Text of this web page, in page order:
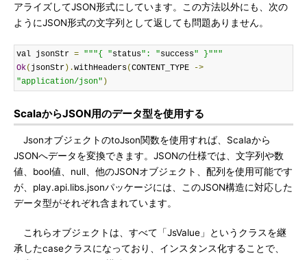
アライズしてJSON形式にしています。この方法以外にも、次の
ようにJSON形式の文字列として返しても問題ありません。
val jsonStr = """{ "status": "success" }"""
Ok( jsonStr ).withHeaders(CONTENT_TYPE
->
"application/json" )
ScalaからJSON用のデータ型を使用する
JsonオブジェクトのtoJson関数を使用すれば、Scalaから
JSONへデータを変換できます。JSONの仕様では、文字列や数
値、bool値、null、他のJSONオブジェクト、配列を使用可能です
が、play.api.libs.jsonパッケージには、このJSON構造に対応した
データ型がそれぞれ含まれています。
これらオブジェクトは、すべて「JsValue」というクラスを継
承したcaseクラスになっており、インスタンス化することで、